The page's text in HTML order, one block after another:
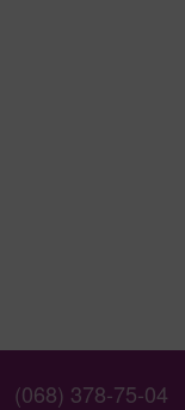
(068) 378-75-04